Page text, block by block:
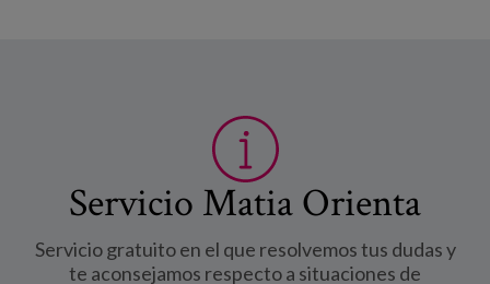
Servicio Matia Orienta
Servicio gratuito en el que resolvemos tus dudas y
te aconsejamos respecto a situaciones de